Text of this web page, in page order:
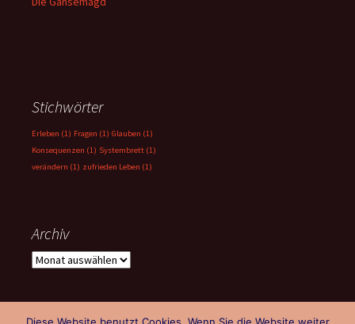
Stichwörter
Erleben (1) Fragen (1) Glauben (1)
Konsequenzen (1) Systembrett (1)
verändern (1) zufrieden Leben (1)
Archiv
Archiv